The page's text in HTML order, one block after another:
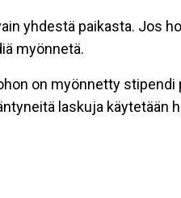
yhdestä paikasta. Jos
myönnetä.
on myönnetty
laskuja